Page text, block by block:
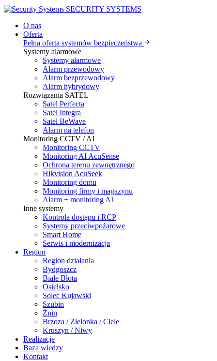
SECURITY SYSTEMS
O nas
Oferta
Pełna oferta systemów bezpieczeństwa
Systemy alarmowe
Systemy alarmowe
Alarm przewodowy
Alarm bezprzewodowy
Alarm hybrydowy
Rozwiązania SATEL
Satel Perfecta
Satel Integra
Satel BeWave
Alarm na telefon
Monitoring CCTV / AI
Monitoring CCTV
Monitoring AI AcuSense
Ochrona terenu zewnętrznego
Hikvision AcuSeek
Monitoring domu
Monitoring firmy i magazynu
Alarm + monitoring AI
Inne systemy
Kontrola dostępu i RCP
Systemy przeciwpożarowe
Smart Home
Serwis i modernizacja
Region
Region działania
Bydgoszcz
Białe Błota
Osielsko
Solec Kujawski
Szubin
Żnin
Brzoza / Zielonka / Ciele
Kruszyn / Niwy
Realizacje
Baza wiedzy
Kontakt